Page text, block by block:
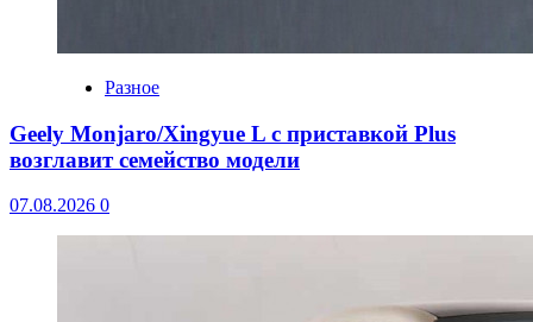
Разное
Geely Monjaro/Xingyue L с приставкой Plus
возглавит семейство модели
07.08.2026 0